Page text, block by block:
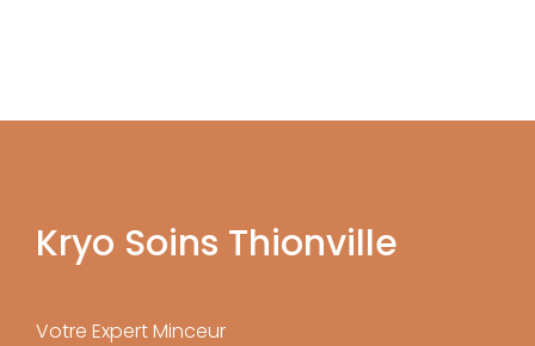
Kryo Soins Thionville
Votre Expert Minceur